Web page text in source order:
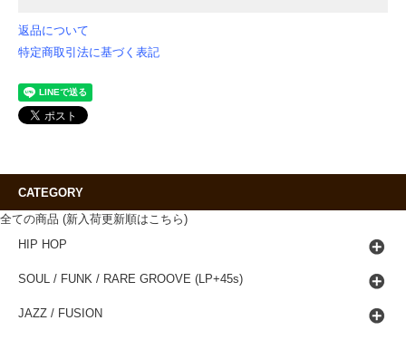
返品について
特定商取引法に基づく表記
CATEGORY
全ての商品 (新入荷更新順はこちら)
HIP HOP
SOUL / FUNK / RARE GROOVE (LP+45s)
JAZZ / FUSION